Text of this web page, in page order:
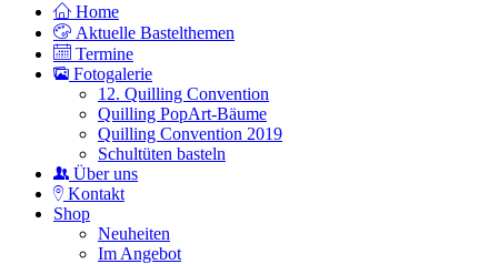
Home
Aktuelle Bastelthemen
Termine
Fotogalerie
12. Quilling Convention
Quilling PopArt-Bäume
Quilling Convention 2019
Schultüten basteln
Über uns
Kontakt
Shop
Neuheiten
Im Angebot